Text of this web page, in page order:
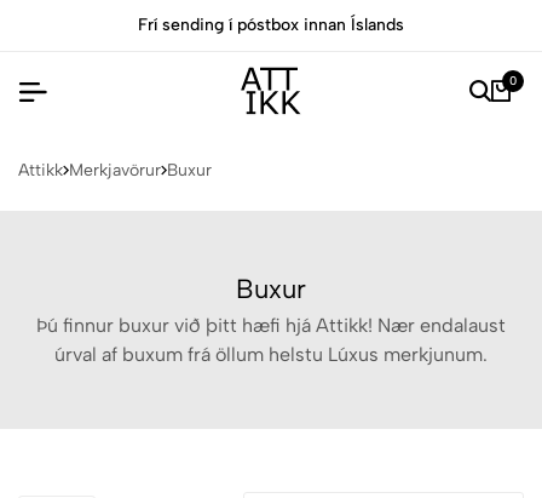
í póstbox innan Íslands Allar vörur eru
0
Attikk Merkjavörur Buxur
Buxur
Þú finnur buxur við þitt hæfi hjá Attikk! Nær endalaust
úrval af buxum frá öllum helstu Lúxus merkjunum.